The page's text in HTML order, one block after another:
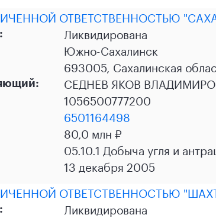
ОТВЕТСТВЕННОСТЬЮ
Ликвидирована
Южно-Сахалинск
693005, Сахалинская
СЕДНЕВ ЯКОВ
1056500777200
6501164498
80,0 млн ₽
05.10.1 Добыча угля и
13 декабря 2005
ОТВЕТСТВЕННОСТЬЮ
Ликвидирована